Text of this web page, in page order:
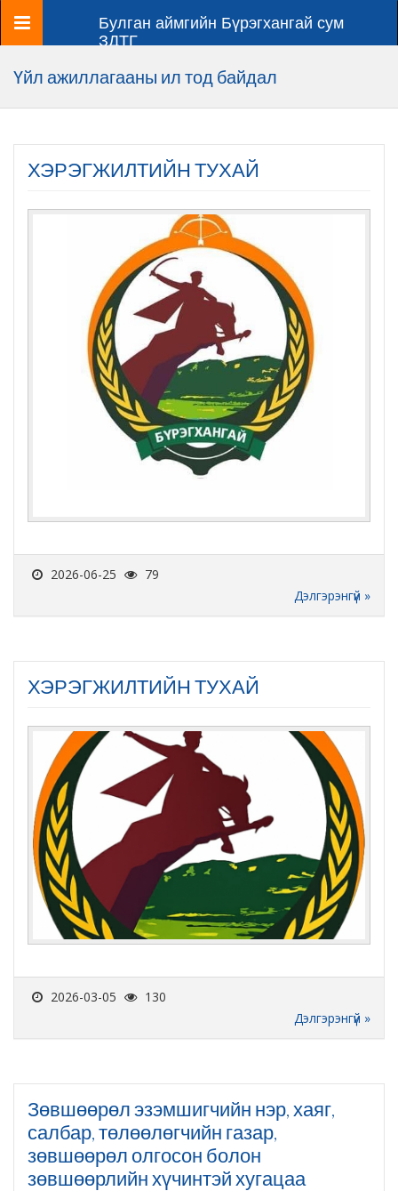
Цэс
Булган аймгийн Бүрэгхангай сум
ЗДТГ
Үйл ажиллагааны ил тод байдал
ХЭРЭГЖИЛТИЙН ТУХАЙ
2026-06-25
79
Дэлгэрэнгүй »
ХЭРЭГЖИЛТИЙН ТУХАЙ
2026-03-05
130
Дэлгэрэнгүй »
Зөвшөөрөл эзэмшигчийн нэр, хаяг,
салбар, төлөөлөгчийн газар,
зөвшөөрөл олгосон болон
зөвшөөрлийн хүчинтэй хугацаа